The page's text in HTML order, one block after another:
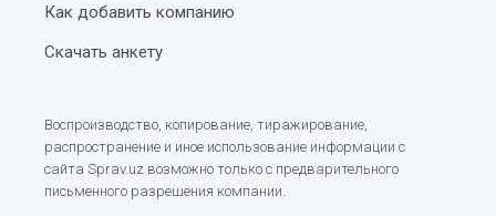
Как добавить компанию
Скачать анкету
Воспроизводство, копирование, тиражирование,
распространение и иное использование информации с
сайта Sprav.uz возможно только с предварительного
письменного разрешения компании.